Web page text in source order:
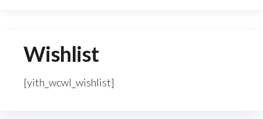
Wishlist
[yith_wcwl_wishlist]